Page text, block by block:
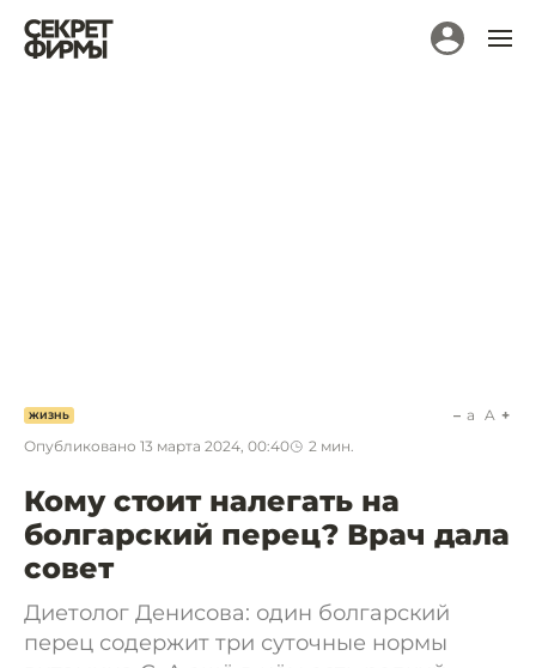
ЖИЗНЬ
Опубликовано 13 марта 2024, 00:40 2 мин.
a A
Кому стоит налегать на
болгарский перец? Врач дала
совет
Диетолог Денисова: один болгарский
перец содержит три суточные нормы